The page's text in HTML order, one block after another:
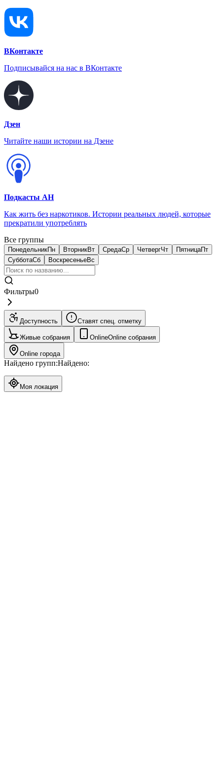
ВКонтакте
Подписывайся на нас в ВКонтакте
Дзен
Читайте наши истории на Дзене
Подкасты АН
Как жить без наркотиков. Истории реальных людей, которые
прекратили употреблять
Все группы
ПонедельникПн ВторникВт СредаСр ЧетвергЧт ПятницаПт
СубботаСб ВоскресеньеВс
Фильтры0
Доступность Ставят спец. отметку
Живые собрания OnlineOnline собрания
Online города
Найдено групп:Найдено:
Моя локация